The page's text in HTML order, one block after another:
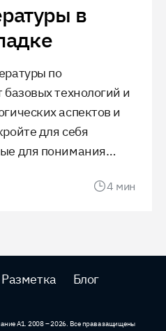
в
по
технологий и
аспектов и
для себя
для понимания
4 мин
Разметка Блог
А1 . 2008 –2026 . Все права защищены